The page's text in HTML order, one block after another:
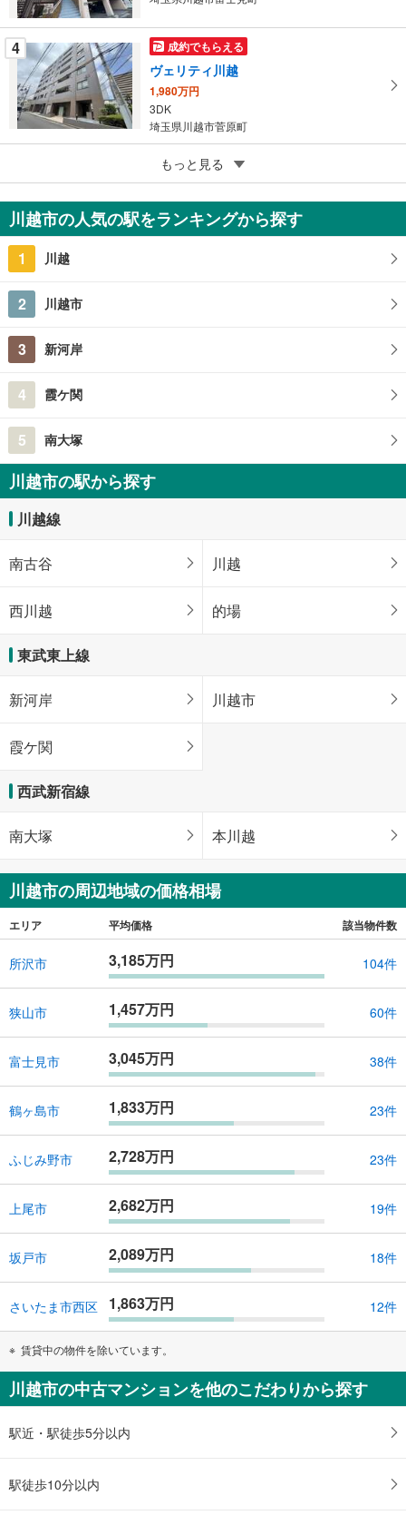
す
る
4 成約でもらえる
ヴェリティ川越
1,980万円
3DK
埼玉県川越市菅原町
南台コータース
490万円
3DK
埼玉県川越市南台2丁目
もっと見る
川越市の人気の駅をランキングから探す
1 川越
2 川越市
3 新河岸
4 霞ケ関
5 南大塚
川越市の駅から探す
川越線
南古谷 川越
西川越 的場
東武東上線
新河岸 川越市
霞ケ関
西武新宿線
南大塚 本川越
川越市の周辺地域の価格相場
エリア 平均価格 該当物件数
所沢市 3,185万円 104件
狭山市 1,457万円 60件
富士見市 3,045万円 38件
鶴ヶ島市 1,833万円 23件
ふじみ野市 2,728万円 23件
上尾市 2,682万円 19件
坂戸市 2,089万円 18件
さいたま市西区 1,863万円 12件
賃貸中の物件を除いています。
川越市の中古マンションを他のこだわりから探す
駅近・駅徒歩5分以内
駅徒歩10分以内